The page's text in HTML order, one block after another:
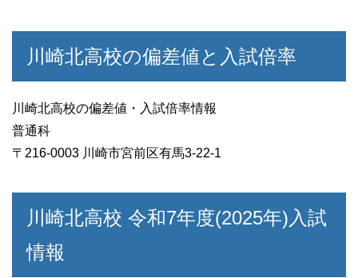
川崎北高校の偏差値と入試倍率
川崎北高校の偏差値・入試倍率情報
普通科
〒216-0003 川崎市宮前区有馬3-22-1
川崎北高校 令和7年度(2025年)入試
情報